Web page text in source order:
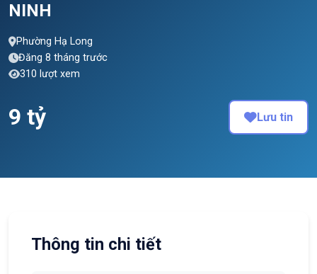
NINH
Phường Hạ Long
Đăng 8 tháng trước
310 lượt xem
9 tỷ Lưu tin
Thông tin chi tiết